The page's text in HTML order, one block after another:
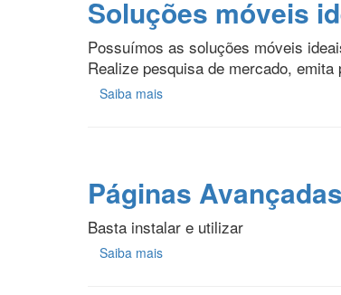
Soluções móveis
Possuímos as soluções móveis
Realize pesquisa de mercado, emita
Saiba mais
Páginas Avançadas
Basta instalar e utilizar
Saiba mais